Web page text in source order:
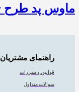
ماوس پد طرح Razer مدل MP1858
راهنمای مشتریان
قوانین و مقررات
سوالات متداول